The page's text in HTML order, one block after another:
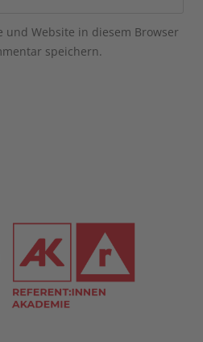
und Website in diesem Browser
speichern.